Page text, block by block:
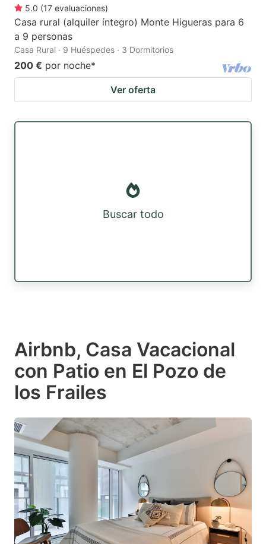
5.0 (17 evaluaciones)
Casa rural (alquiler íntegro) Monte Higueras para 6
a 9 personas
Casa Rural · 9 Huéspedes · 3 Dormitorios
200 € por noche*
Ver oferta
Buscar todo
Airbnb, Casa Vacacional
con Patio en El Pozo de
los Frailes